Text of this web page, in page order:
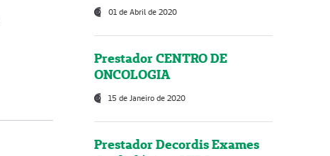
01 de Abril de 2020
Prestador CENTRO DE
ONCOLOGIA
15 de Janeiro de 2020
Prestador Decordis Exames